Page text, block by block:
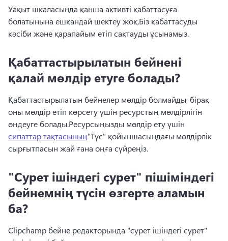
Уақыт шкаласында қанша активті қабаттасуға
болатынына ешқандай шектеу жоқ.Біз қабаттасуды
кәсіби және қарапайым етіп сақтауды ұсынамыз.
Қабаттастырылатын бейнені
қалай мөлдір етуге болады?
Қабаттастырылатын бейнелер мөлдір болмайды, бірақ
оны мөлдір етіп көрсету үшін ресурстың мөлдірлігін
өңдеуге болады.Ресурсыңызды мөлдір ету үшін
сипаттар тақтасының"Түс" қойыншасындағы мөлдірлік
сырғытпасын жай ғана оңға сүйреңіз.
"Сурет ішіндегі сурет" пішіміндегі
бейнемнің түсін өзгерте аламын
ба?
Clipchamp бейне редакторында "сурет ішіндегі сурет"